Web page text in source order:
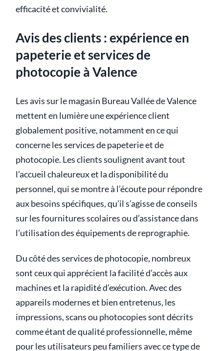
efficacité et convivialité.
Avis des clients : expérience en
papeterie et services de
photocopie à Valence
Les avis sur le magasin Bureau Vallée de Valence
mettent en lumière une expérience client
globalement positive, notamment en ce qui
concerne les services de papeterie et de
photocopie. Les clients soulignent avant tout
l’accueil chaleureux et la disponibilité du
personnel, qui se montre à l’écoute pour répondre
aux besoins spécifiques, qu’il s’agisse de conseils
sur les fournitures scolaires ou d’assistance dans
l’utilisation des équipements de reprographie.
Du côté des services de photocopie, nombreux
sont ceux qui apprécient la facilité d’accès aux
machines et la rapidité d’exécution. Avec des
appareils modernes et bien entretenus, les
impressions, scans ou photocopies sont décrits
comme étant de qualité professionnelle, même
pour les utilisateurs peu familiers avec ce type de